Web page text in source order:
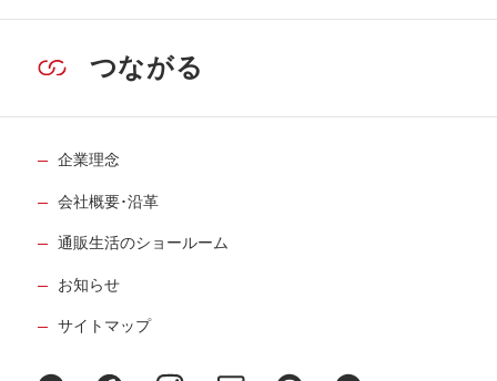
つながる
企業理念
会社概要･沿革
通販生活のショールーム
お知らせ
サイトマップ